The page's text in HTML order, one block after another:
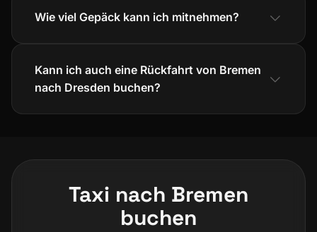
Wie viel Gepäck kann ich mitnehmen?
Kann ich auch eine Rückfahrt von Bremen
nach Dresden buchen?
Taxi nach Bremen
buchen